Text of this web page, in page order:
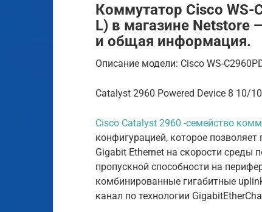
Коммутатор Cisco WS-
L) в магазине Netstore
и общая информация.
Описание модели: Cisco WS-
Catalyst 2960 Powered Device 8 10/
Cisco Catalyst 2960 -семейство
конфигурацией, которое
Gigabit Ethernet на скорости среды
пропускной способности на
комбинированные гигабитные
канал по технологии